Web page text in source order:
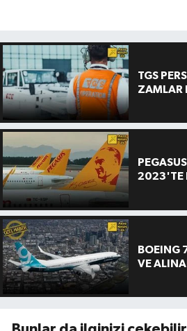
TGS
ZAMLAR
2023'TE
BOEING
VE